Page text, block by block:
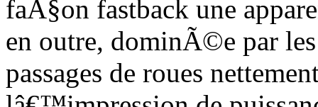
faÃ§on fastback une
en outre, dominÃ©e par
passages de roues